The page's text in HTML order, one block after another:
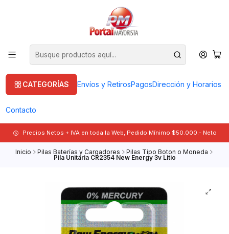
CATEGORÍAS Envíos y RetirosPagosDirección y Horarios
Contacto
Precios Netos + IVA en toda la Web, Pedido Mínimo $50.000.- Neto
Inicio Pilas Baterías y Cargadores Pilas Tipo Boton o Moneda
Pila Unitaria CR2354 New Energy 3v Litio